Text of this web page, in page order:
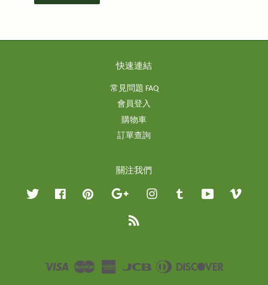
快速連結
常見問題 FAQ
會員登入
購物車
訂單查詢
關注我們
Twitter Facebook Pinterest Google InstagramTumblr YouTube
Visa Master
American
JCB
Diners